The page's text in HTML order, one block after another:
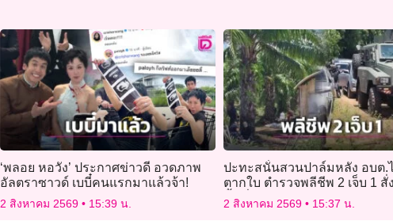
‘พลอย หอวัง’ ประกาศข่าวดี อวดภาพ
อัลตราซาวด์ เบบี๋คนแรกมาแล้วจ้า!
2 สิงหาคม 2569 15:39 น.
ปะทะสนั่นสวนปาล์มหลัง อบต.
ตากใบ ตำรวจพลีชีพ 2 เจ็บ 1 สั่
พื้นที่
2 สิงหาคม 2569 15:37 น.